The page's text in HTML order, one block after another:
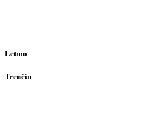
Letmo
Trenčín